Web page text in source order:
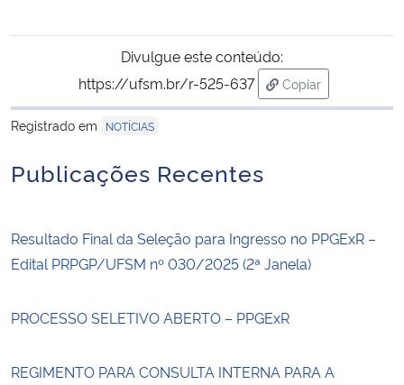
Ministério do Desenvolvimento Regional
Controladoria-Geral da União
Ministério da Mulher, da Família e dos Direitos Humanos
Secretaria de Governo
Divulgue este conteúdo:
https://ufsm.br/r-525-637
Copiar
para área de
Registrado em
NOTÍCIAS
Publicações Recentes
Resultado Final da Seleção para Ingresso no PPGExR –
Edital PRPGP/UFSM nº 030/2025 (2ª Janela)
PROCESSO SELETIVO ABERTO – PPGExR
REGIMENTO PARA CONSULTA INTERNA PARA A